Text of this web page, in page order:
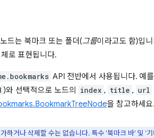
드는 북마크 또는 폴더(그룹이라고도 함)입
로 표현됩니다.
API 전반에서 사용됩니다. 예
)와 선택적으로 노드의 index , title , url
을 참고하세요.
하거나 삭제할 수는 없습니다. 특수 '북마크 바' 및 '